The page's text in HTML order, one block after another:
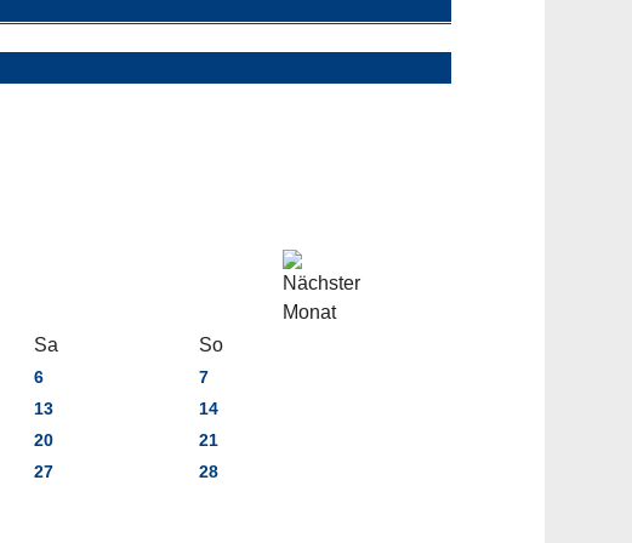
Sa So
6
7
13
14
20
21
27 28